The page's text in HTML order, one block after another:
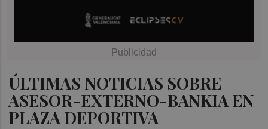
ÚLTIMAS NOTICIAS SOBRE
ASESOR-EXTERNO-BANKIA EN
PLAZA DEPORTIVA